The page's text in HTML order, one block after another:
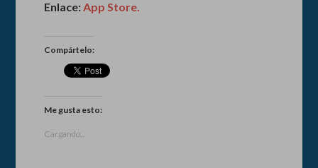
Enlace:App Store.
Compártelo:
Me gusta esto:
Cargando...